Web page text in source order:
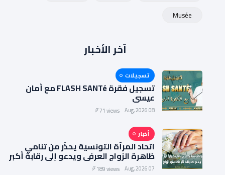
Musée
آخر الأخبار
تسجيلات
تسجيل فقرة FLASH SANTé مع أمان
عيسى
08 Aug, 2026
71 views
أخبار
اتحاد المرأة التونسية يحذّر من تنامي
ظاهرة الزواج العرفي ويدعو إلى رقابة أكبر
على عقود الزواج
07 Aug, 2026
189 views